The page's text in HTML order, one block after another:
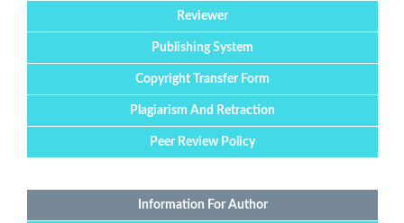
Reviewer
Publishing System
Copyright Transfer Form
Plagiarism And Retraction
Peer Review Policy
Information For Author